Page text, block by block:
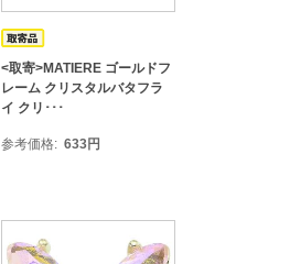
<取寄>MATIERE ゴールドフ
レーム クリスタルバタフラ
イ クリ･･･
参考価格 633円